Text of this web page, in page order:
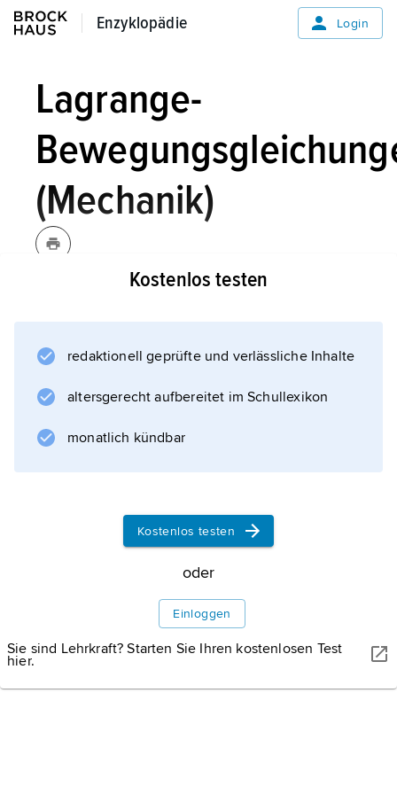
Enzyklopädie
Enzyklopädie Login
Lagrange-
(Mechanik)
Lagrange-
nachJ. L. de Lagrange], Lagrange-
Gleichungen,
Punktmassen. Die
Informationen zum Artikel
Kostenlos testen
redaktionell geprüfte und verlässliche Inhalte
altersgerecht aufbereitet im Schullexikon
monatlich kündbar
Kostenlos testen
oder
Einloggen
Sie sind Lehrkraft? Starten Sie Ihren kostenlosen Test
hier.